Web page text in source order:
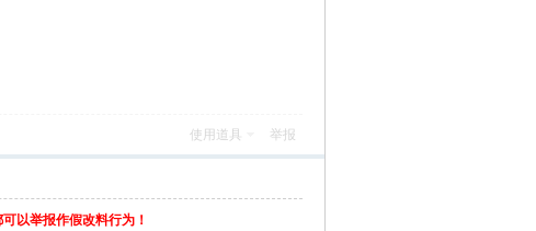
使用道具 举报
以举报作假改料行为！